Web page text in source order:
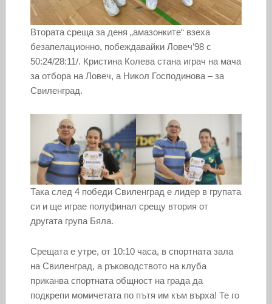
Втората среща за деня „амазонките“ взеха
безапелационно, побеждавайки Ловеч’98 с
50:24/28:11/. Кристина Колева стана играч на мача
за отбора на Ловеч, а Никол Господинова – за
Свиленград.
Така след 4 победи Свиленград е лидер в групата
си и ще играе полуфинал срещу втория от
другата група Бяла.
Срещата е утре, от 10:10 часа, в спортната зала
на Свиленград, а ръководството на клуба
приканва спортната общност на града да
подкрепи момичетата по пътя им към върха! Те го